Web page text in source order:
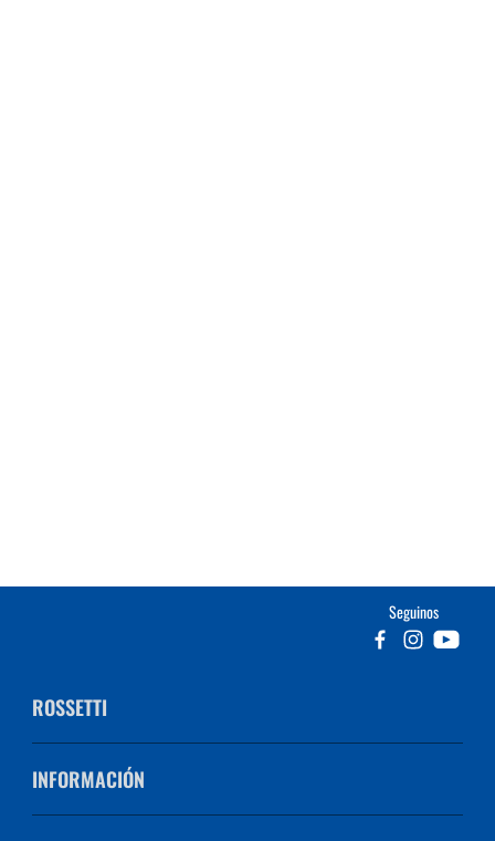
Seguinos
ROSSETTI
INFORMACIÓN